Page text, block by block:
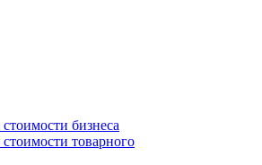
бизнеса
товарного